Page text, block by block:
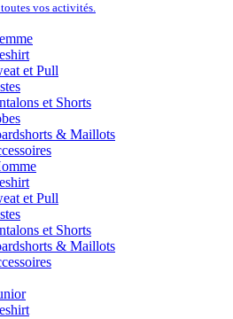
vos activités.
et Pull
et Shorts
& Maillots
et Pull
et Shorts
& Maillots